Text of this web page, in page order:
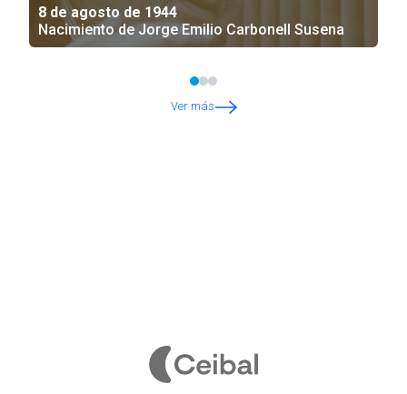
8 de agosto de 1944
Nacimiento de Jorge Emilio Carbonell Susena
Ver más